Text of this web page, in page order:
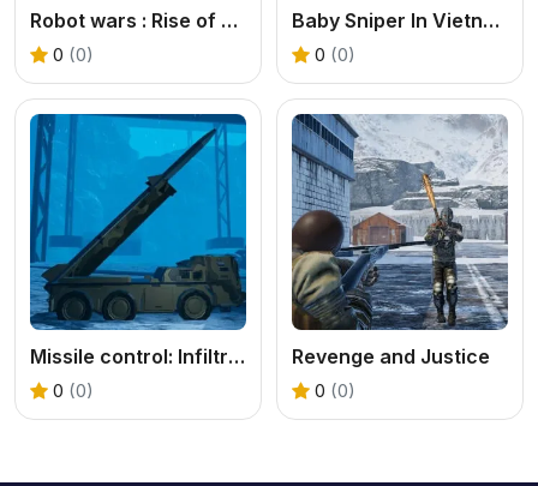
Robot wars : Rise of Resistance
0 (0)
Baby Sniper In Vietnam
0 (0)
Missile control: Infiltration Strike
0 (0)
Revenge and Justice
0 (0)